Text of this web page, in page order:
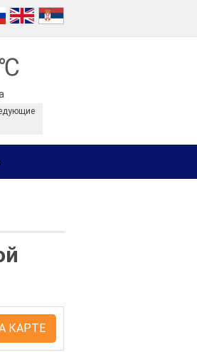
КАРТЕ